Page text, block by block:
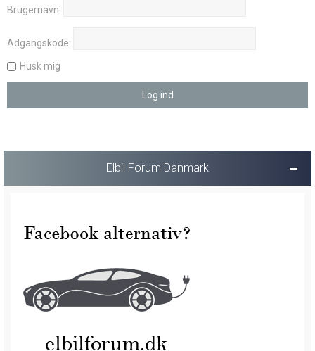
Brugernavn:
Adgangskode:
Husk mig
Elbil Forum Danmark